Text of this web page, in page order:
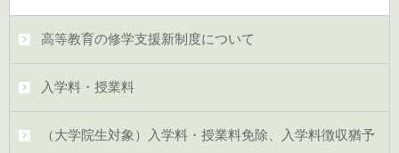
高等教育の修学支援新制度について
入学料・授業料
（大学院生対象）入学料・授業料免除、入学料徴収猶予